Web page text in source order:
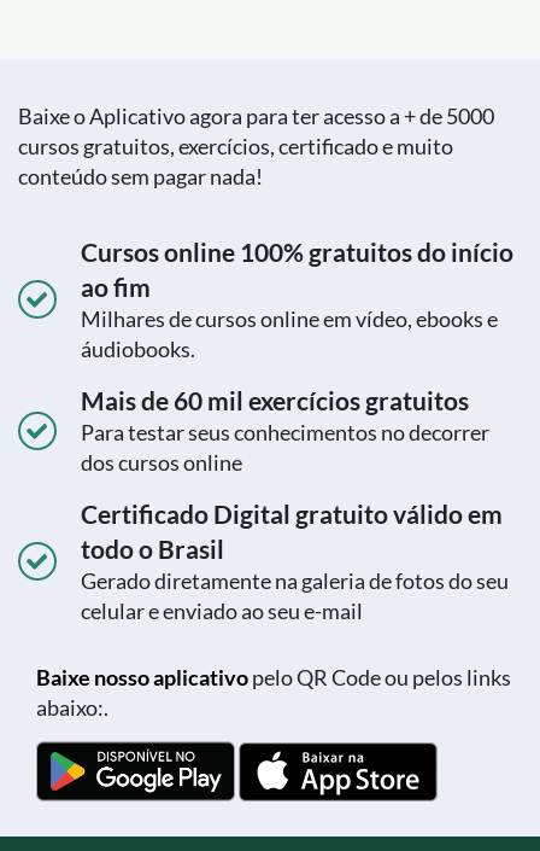
Baixe o Aplicativo agora para ter acesso a + de 5000
cursos gratuitos, exercícios, certificado e muito
conteúdo sem pagar nada!
Cursos online 100% gratuitos do início
ao fim
Milhares de cursos online em vídeo, ebooks e
áudiobooks.
Mais de 60 mil exercícios gratuitos
Para testar seus conhecimentos no decorrer
dos cursos online
Certificado Digital gratuito válido em
todo o Brasil
Gerado diretamente na galeria de fotos do seu
celular e enviado ao seu e-mail
Baixe nosso aplicativopelo QR Code ou pelos links
abaixo:.